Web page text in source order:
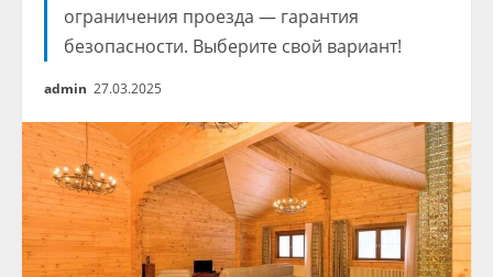
ограничения проезда — гарантия
безопасности. Выберите свой вариант!
admin 27.03.2025